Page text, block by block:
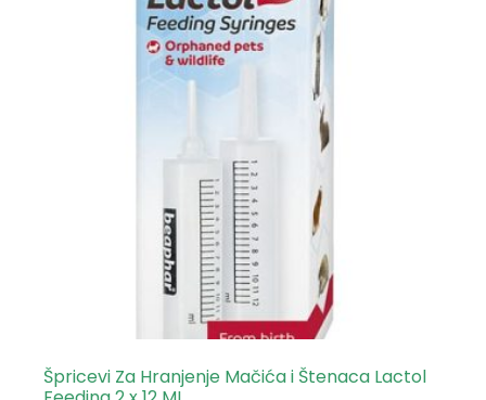
Špricevi Za Hranjenje Mačića i Štenaca Lactol